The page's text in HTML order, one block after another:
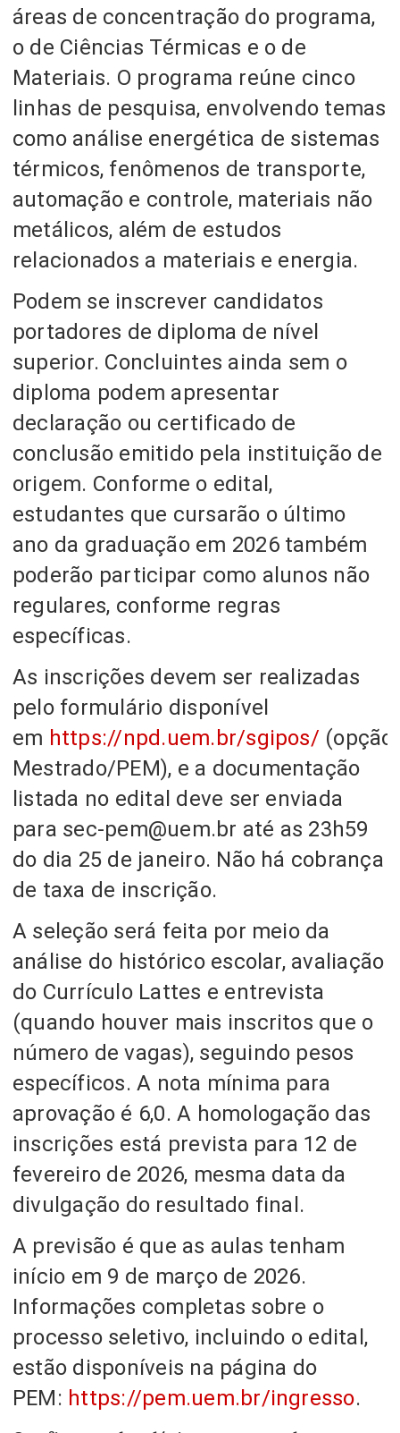
áreas de concentração do programa,
o de Ciências Térmicas e o de
Materiais. O programa reúne cinco
linhas de pesquisa, envolvendo temas
como análise energética de sistemas
térmicos, fenômenos de transporte,
automação e controle, materiais não
metálicos, além de estudos
relacionados a materiais e energia.
Podem se inscrever candidatos
portadores de diploma de nível
superior. Concluintes ainda sem o
diploma podem apresentar
declaração ou certificado de
conclusão emitido pela instituição de
origem. Conforme o edital,
estudantes que cursarão o último
ano da graduação em 2026 também
poderão participar como alunos não
regulares, conforme regras
específicas.
As inscrições devem ser realizadas
pelo formulário disponível
em https://npd.uem.br/sgipos/ (opção
Mestrado/PEM), e a documentação
listada no edital deve ser enviada
para sec-pem@uem.br até as 23h59
do dia 25 de janeiro. Não há cobrança
de taxa de inscrição.
A seleção será feita por meio da
análise do histórico escolar, avaliação
do Currículo Lattes e entrevista
(quando houver mais inscritos que o
número de vagas), seguindo pesos
específicos. A nota mínima para
aprovação é 6,0. A homologação das
inscrições está prevista para 12 de
fevereiro de 2026, mesma data da
divulgação do resultado final.
A previsão é que as aulas tenham
início em 9 de março de 2026.
Informações completas sobre o
processo seletivo, incluindo o edital,
estão disponíveis na página do
PEM: https://pem.uem.br/ingresso.